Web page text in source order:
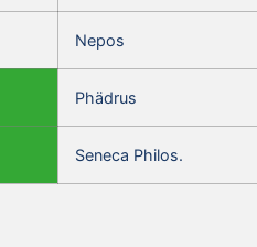
Nepos
Phädrus
Seneca Philos.